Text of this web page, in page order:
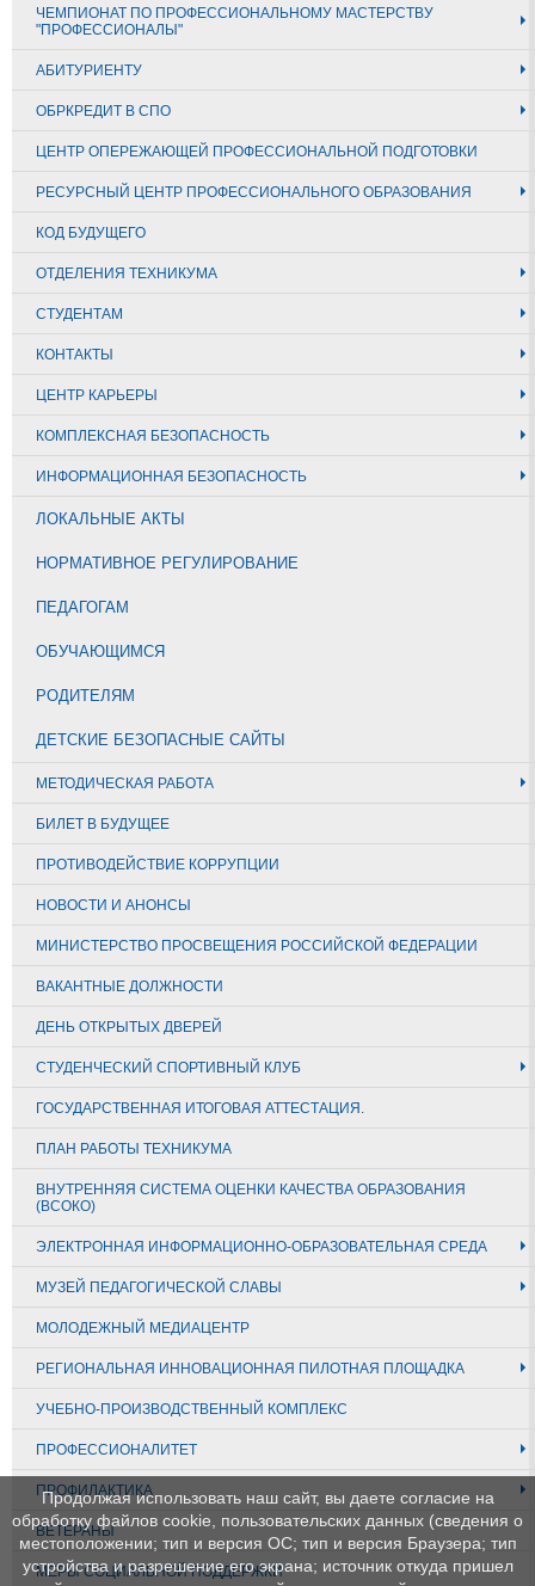
ЧЕМПИОНАТ ПО ПРОФЕССИОНАЛЬНОМУ МАСТЕРСТВУ
"ПРОФЕССИОНАЛЫ"
АБИТУРИЕНТУ
ОБРКРЕДИТ В СПО
ЦЕНТР ОПЕРЕЖАЮЩЕЙ ПРОФЕССИОНАЛЬНОЙ ПОДГОТОВКИ
РЕСУРСНЫЙ ЦЕНТР ПРОФЕССИОНАЛЬНОГО ОБРАЗОВАНИЯ
КОД БУДУЩЕГО
ОТДЕЛЕНИЯ ТЕХНИКУМА
СТУДЕНТАМ
КОНТАКТЫ
ЦЕНТР КАРЬЕРЫ
КОМПЛЕКСНАЯ БЕЗОПАСНОСТЬ
ИНФОРМАЦИОННАЯ БЕЗОПАСНОСТЬ
ЛОКАЛЬНЫЕ АКТЫ
НОРМАТИВНОЕ РЕГУЛИРОВАНИЕ
ПЕДАГОГАМ
ОБУЧАЮЩИМСЯ
РОДИТЕЛЯМ
ДЕТСКИЕ БЕЗОПАСНЫЕ САЙТЫ
МЕТОДИЧЕСКАЯ РАБОТА
БИЛЕТ В БУДУЩЕЕ
ПРОТИВОДЕЙСТВИЕ КОРРУПЦИИ
НОВОСТИ И АНОНСЫ
МИНИСТЕРСТВО ПРОСВЕЩЕНИЯ РОССИЙСКОЙ ФЕДЕРАЦИИ
ВАКАНТНЫЕ ДОЛЖНОСТИ
ДЕНЬ ОТКРЫТЫХ ДВЕРЕЙ
СТУДЕНЧЕСКИЙ СПОРТИВНЫЙ КЛУБ
ГОСУДАРСТВЕННАЯ ИТОГОВАЯ АТТЕСТАЦИЯ.
ПЛАН РАБОТЫ ТЕХНИКУМА
ВНУТРЕННЯЯ СИСТЕМА ОЦЕНКИ КАЧЕСТВА ОБРАЗОВАНИЯ
(ВСОКО)
ЭЛЕКТРОННАЯ ИНФОРМАЦИОННО-ОБРАЗОВАТЕЛЬНАЯ СРЕДА
МУЗЕЙ ПЕДАГОГИЧЕСКОЙ СЛАВЫ
МОЛОДЕЖНЫЙ МЕДИАЦЕНТР
РЕГИОНАЛЬНАЯ ИННОВАЦИОННАЯ ПИЛОТНАЯ ПЛОЩАДКА
УЧЕБНО-ПРОИЗВОДСТВЕННЫЙ КОМПЛЕКС
ПРОФЕССИОНАЛИТЕТ
ПРОФИЛАКТИКА
ВЕТЕРАНЫ
МЕРЫ СОЦИАЛЬНОЙ ПОДДЕРЖКИ
Продолжая использовать наш сайт, вы даете согласие на
обработку файлов cookie, пользовательских данных (сведения о
местоположении; тип и версия ОС; тип и версия Браузера; тип
устройства и разрешение его экрана; источник откуда пришел